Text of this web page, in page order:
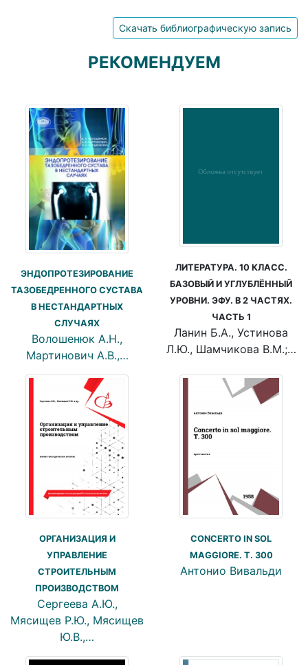
Скачать библиографическую запись
РЕКОМЕНДУЕМ
ЭНДОПРОТЕЗИРОВАНИЕ
ТАЗОБЕДРЕННОГО СУСТАВА
В НЕСТАНДАРТНЫХ
СЛУЧАЯХ
Волошенюк А.Н.,
Мартинович А.В.,…
ЛИТЕРАТУРА. 10 КЛАСС.
БАЗОВЫЙ И УГЛУБЛЁННЫЙ
УРОВНИ. ЭФУ. В 2 ЧАСТЯХ.
ЧАСТЬ 1
Ланин Б.А., Устинова
Л.Ю., Шамчикова В.М.;…
ОРГАНИЗАЦИЯ И
УПРАВЛЕНИЕ
СТРОИТЕЛЬНЫМ
ПРОИЗВОДСТВОМ
Сергеева А.Ю.,
Мясищев Р.Ю., Мясищев
Ю.В.,…
CONCERTO IN SOL
MAGGIORE. T. 300
Антонио Вивальди